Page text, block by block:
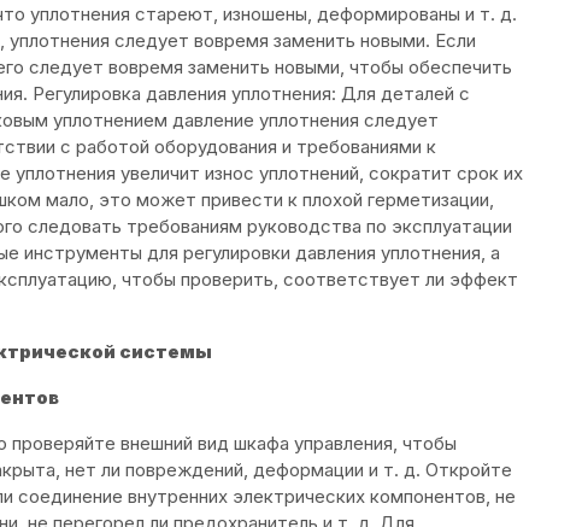
уплотнения стареют, изношены, деформированы и т. д.
следует вовремя заменить новыми. Если
следует вовремя заменить новыми, чтобы обеспечить
Регулировка давления уплотнения: Для деталей с
уплотнением давление уплотнения следует
с работой оборудования и требованиями к
увеличит износ уплотнений, сократит срок их
мало, это может привести к плохой герметизации,
следовать требованиям руководства по эксплуатации
инструменты для регулировки давления уплотнения, а
чтобы проверить, соответствует ли эффект
системы
внешний вид шкафа управления, чтобы
нет ли повреждений, деформации и т. д. Откройте
соединение внутренних электрических компонентов, не